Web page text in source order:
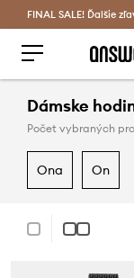
FINAL SALE! Ďalšie
Dámske
Počet vybraných
ona on